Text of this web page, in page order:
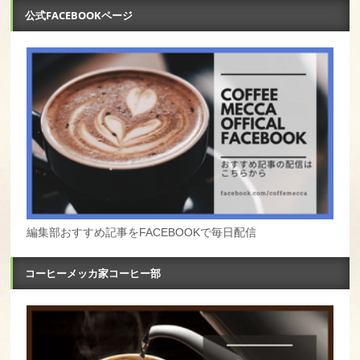
公式FACEBOOKページ
編集部おすすめ記事をFACEBOOKで毎日配信
コーヒーメッカ家コーヒー部